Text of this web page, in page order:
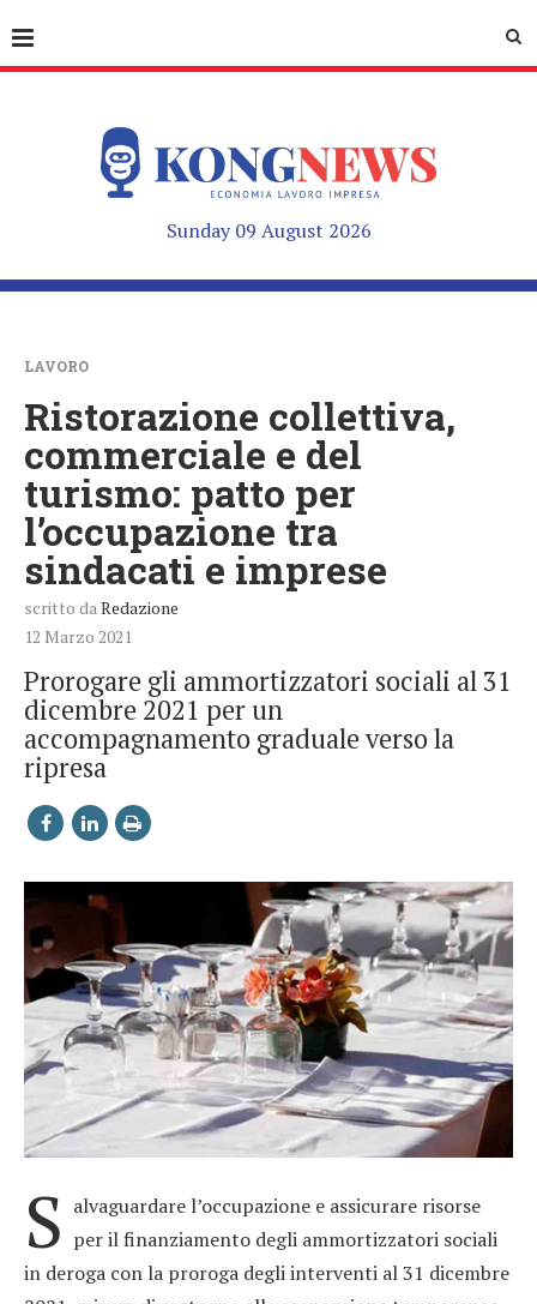
Sunday 09 August 2026
LAVORO
Ristorazione collettiva,
commerciale e del
turismo: patto per
l’occupazione tra
sindacati e imprese
scritto da Redazione
12 Marzo 2021
Prorogare gli ammortizzatori sociali al 31
dicembre 2021 per un
accompagnamento graduale verso la
ripresa
S alvaguardare l’occupazione e assicurare risorse
per il finanziamento degli ammortizzatori sociali
in deroga con la proroga degli interventi al 31 dicembre